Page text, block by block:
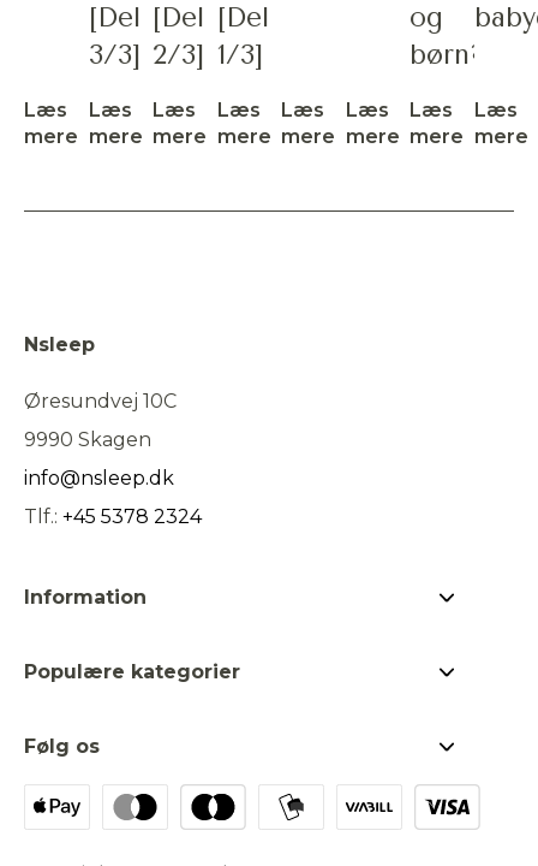
Læs
mere
[Del
3/3]
Læs
mere
[Del
2/3]
Læs
mere
[Del
1/3]
Læs
mere
Læs
mere
Læs
mere
og
børn?
Læs
mere
Læs
mere
Nsleep
Øresundvej 10C
9990 Skagen
info@nsleep.dk
Tlf.: +45 5378 2324
Information
Vores ansvar
Populære kategorier
Gavekort
Følg os
Facebook